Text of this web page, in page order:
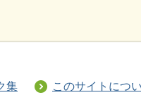
集 このサイトにつ